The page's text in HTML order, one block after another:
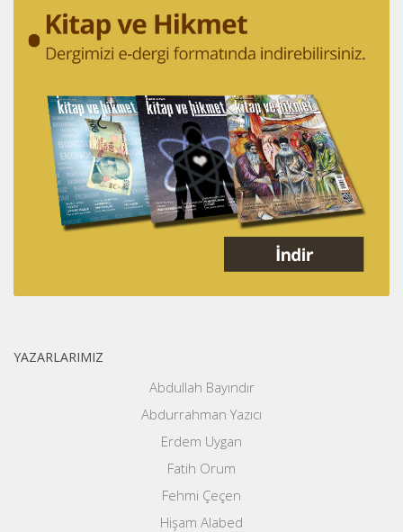
YAZARLARIMIZ
Abdullah Bayındır
Abdurrahman Yazıcı
Erdem Uygan
Fatih Orum
Fehmi Çeçen
Hişam Alabed